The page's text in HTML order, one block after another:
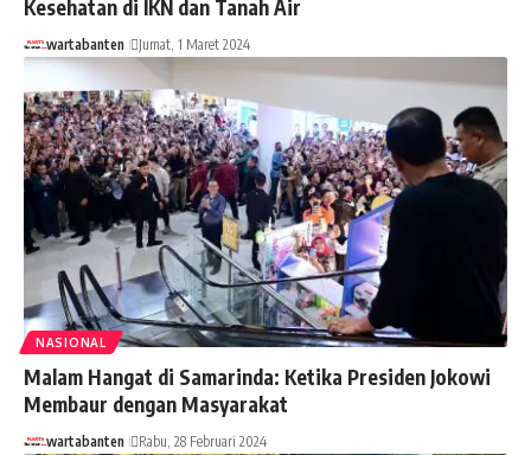
Kesehatan di IKN dan Tanah Air
wartabanten Jumat, 1 Maret 2024
NASIONAL
Malam Hangat di Samarinda: Ketika Presiden Jokowi
Membaur dengan Masyarakat
wartabanten Rabu, 28 Februari 2024